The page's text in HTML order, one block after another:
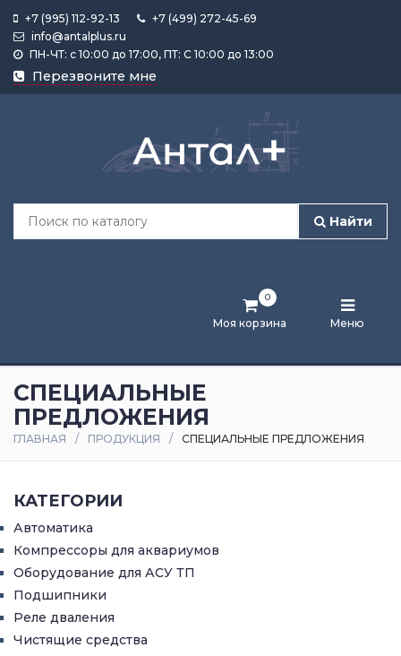
+7 (995) 112-92-13
+7 (499) 272-45-69
info@antalplus.ru
ПН-ЧТ: с 10:00 до 17:00, ПТ: С 10:00 до 13:00
Перезвоните мне
Найти
Моя корзина
0
Меню
Каталог
продукции
Лента
и
статьи
Оплата
СПЕЦИАЛЬНЫЕ
ПРЕДЛОЖЕНИЯ
ГЛАВНАЯ ПРОДУКЦИЯ СПЕЦИАЛЬНЫЕ ПРЕДЛОЖЕНИЯ
КАТЕГОРИИ
Автоматика
Компрессоры для аквариумов
Оборудование для АСУ ТП
Подшипники
Реле дваления
Чистящие средства